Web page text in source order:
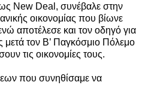
New Deal, συνέβαλε στην
οικονομίας που βίωνε
αποτέλεσε και τον οδηγό για
μετά τον Β’ Παγκόσμιο Πόλεμο
τις οικονομίες τους.
που συνηθίσαμε να